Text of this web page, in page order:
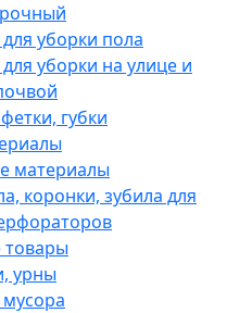
уборки пола
уборки на улице и
губки
материалы
коронки, зубила для
товары
урны